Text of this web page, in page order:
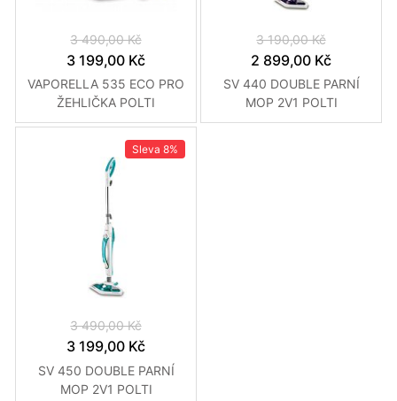
3 490,00 Kč
3 199,00 Kč
VAPORELLA 535 ECO PRO
ŽEHLIČKA POLTI
3 190,00 Kč
2 899,00 Kč
SV 440 DOUBLE PARNÍ
MOP 2V1 POLTI
Sleva 8%
3 490,00 Kč
3 199,00 Kč
SV 450 DOUBLE PARNÍ
MOP 2V1 POLTI